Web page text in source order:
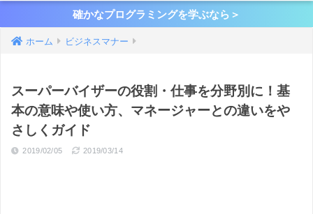
確かなプログラミングを学ぶなら＞
ホーム ビジネスマナー
スーパーバイザーの役割・仕事を分野別に！基
本の意味や使い方、マネージャーとの違いをや
さしくガイド
2019/02/05 2019/03/14